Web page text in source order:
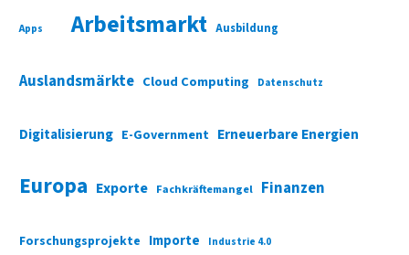
Apps Arbeitsmarkt Ausbildung
Auslandsmärkte Cloud Computing Datenschutz
Digitalisierung E-Government Erneuerbare Energien
Europa Exporte Fachkräftemangel Finanzen
Forschungsprojekte Importe Industrie 4.0